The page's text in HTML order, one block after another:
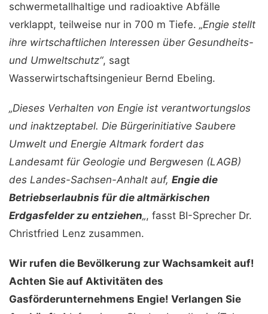
schwermetallhaltige und radioaktive Abfälle
verklappt, teilweise nur in 700 m Tiefe. „Engie stellt
ihre wirtschaftlichen Interessen über Gesundheits-
und Umweltschutz“, sagt
Wasserwirtschaftsingenieur Bernd Ebeling.
„Dieses Verhalten von Engie ist verantwortungslos
und inaktzeptabel. Die Bürgerinitiative Saubere
Umwelt und Energie Altmark fordert das
Landesamt für Geologie und Bergwesen (LAGB)
des Landes-Sachsen-Anhalt auf, Engie die
Betriebserlaubnis für die altmärkischen
Erdgasfelder zu entziehen„, fasst BI-Sprecher Dr.
Christfried Lenz zusammen.
Wir rufen die Bevölkerung zur Wachsamkeit auf!
Achten Sie auf Aktivitäten des
Gasförderunternehmens Engie! Verlangen Sie